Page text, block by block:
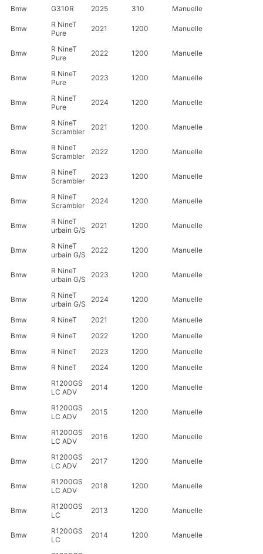
Bmw
G310R 2025 310 Manuelle
Bmw
R NineT
Pure
2021 1200 Manuelle
Bmw
R NineT
Pure
2022 1200 Manuelle
Bmw
R NineT
Pure
2023 1200 Manuelle
Bmw
R NineT
Pure
2024 1200 Manuelle
Bmw
R NineT
Scrambler
2021 1200 Manuelle
Bmw
R NineT
Scrambler
2022 1200 Manuelle
Bmw
R NineT
Scrambler
2023 1200 Manuelle
Bmw
R NineT
Scrambler
2024 1200 Manuelle
Bmw
R NineT
urbain G/S
2021 1200 Manuelle
Bmw
R NineT
urbain G/S
2022 1200 Manuelle
Bmw
R NineT
urbain G/S
2023 1200 Manuelle
Bmw
R NineT
urbain G/S
2024 1200 Manuelle
Bmw R NineT 2021 1200
Manuelle
Bmw
R NineT 2022 1200
Manuelle
Bmw
R NineT 2023 1200
Manuelle
Bmw
R NineT 2024 1200 Manuelle
Bmw
R1200GS
LC ADV
2014 1200 Manuelle
Bmw
R1200GS
LC ADV
2015 1200 Manuelle
Bmw
R1200GS
LC ADV
2016 1200 Manuelle
Bmw
R1200GS
LC ADV
2017 1200 Manuelle
Bmw
R1200GS
LC ADV
2018 1200 Manuelle
Bmw
R1200GS
LC
2013 1200 Manuelle
Bmw
R1200GS
LC
2014 1200 Manuelle